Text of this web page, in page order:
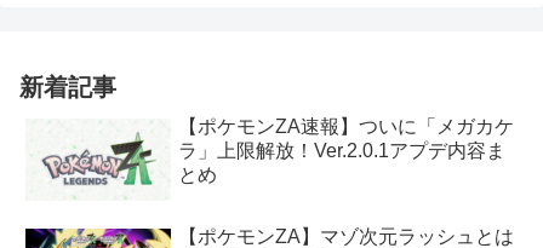
新着記事
【ポケモンZA速報】ついに「メガカケ
ラ」上限解放！Ver.2.0.1アプデ内容ま
とめ
【ポケモンZA】マゾ次元ラッシュとは